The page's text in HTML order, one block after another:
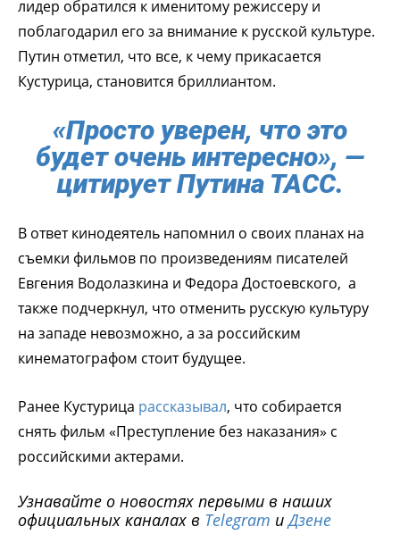
лидер обратился к именитому режиссеру и
поблагодарил его за внимание к русской культуре.
Путин отметил, что все, к чему прикасается
Кустурица, становится бриллиантом.
«Просто уверен, что это
будет очень интересно», —
цитирует Путина ТАСС.
В ответ кинодеятель напомнил о своих планах на
съемки фильмов по произведениям писателей
Евгения Водолазкина и Федора Достоевского, а
также подчеркнул, что отменить русскую культуру
на западе невозможно, а за российским
кинематографом стоит будущее.
Ранее Кустурица рассказывал, что собирается
снять фильм «Преступление без наказания» с
российскими актерами.
Узнавайте о новостях первыми в наших
официальных каналах в Telegram иДзене